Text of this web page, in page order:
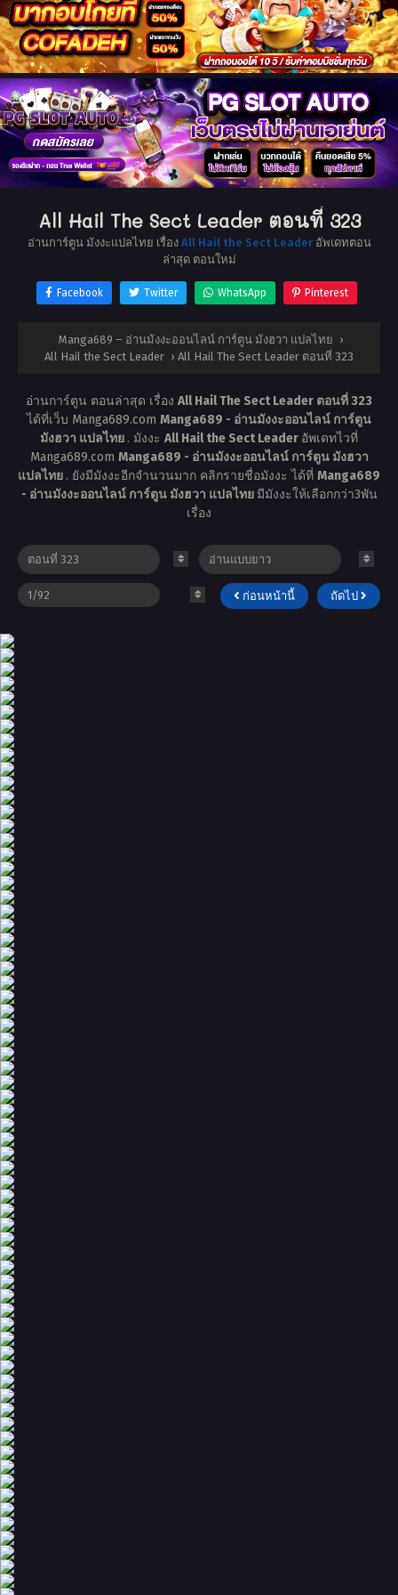
All Hail The Sect Leader ตอนที่ 323
อ่านการ์ตูน มังงะแปลไทย เรื่อง All Hail the Sect Leaderอัพเดทตอน
ล่าสุด ตอนใหม่
Facebook Twitter WhatsApp Pinterest
Manga689 – อ่านมังงะออนไลน์ การ์ตูน มังฮวา แปลไทย ›
All Hail the Sect Leader › All Hail The Sect Leader ตอนที่ 323
อ่านการ์ตูน ตอนล่าสุด เรื่อง All Hail The Sect Leader ตอนที่ 323
ได้ที่เว็บ Manga689.com Manga689 - อ่านมังงะออนไลน์ การ์ตูน
มังฮวา แปลไทย . มังงะ All Hail the Sect Leader อัพเดทไวที่
Manga689.com Manga689 - อ่านมังงะออนไลน์ การ์ตูน มังฮวา
แปลไทย . ยังมีมังงะอีกจำนวนมาก คลิกรายชื่อมังงะ ได้ที่ Manga689
- อ่านมังงะออนไลน์ การ์ตูน มังฮวา แปลไทย มีมังงะให้เลือกกว่า3พัน
เรื่อง
ก่อนหน้านี้ ถัดไป